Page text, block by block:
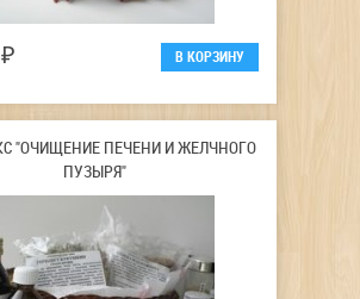
"ОЧИЩЕНИЕ ПЕЧЕНИ И ЖЕЛЧНОГО
ПУЗЫРЯ"